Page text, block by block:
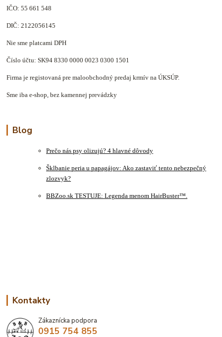
IČO: 55 661 548
DIČ: 2122056145
Nie sme platcami DPH
Číslo účtu: SK94 8330 0000 0023 0300 1501
Firma je registovaná pre maloobchodný predaj krmív na ÚKSÚP.
Sme iba e-shop, bez kamennej prevádzky
Blog
Prečo nás psy olizujú? 4 hlavné dôvody
Šklbanie peria u papagájov: Ako zastaviť tento nebezpečný
zlozvyk?
BBZoo.sk TESTUJE: Legenda menom HairBuster™.
Kontakty
Zákaznícka podpora
0915 754 855